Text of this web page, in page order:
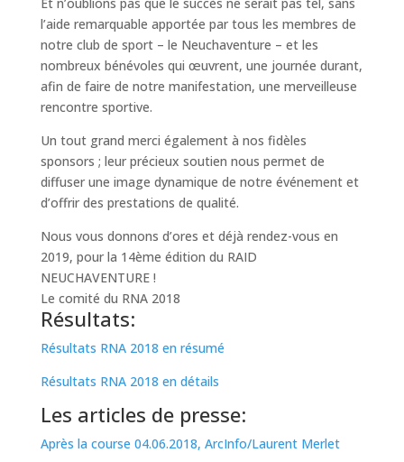
l’aide remarquable apportée par tous les membres de
notre club de sport – le Neuchaventure – et les
nombreux bénévoles qui œuvrent, une journée durant,
afin de faire de notre manifestation, une merveilleuse
rencontre sportive.
Un tout grand merci également à nos fidèles
sponsors ; leur précieux soutien nous permet de
diffuser une image dynamique de notre événement et
d’offrir des prestations de qualité.
Nous vous donnons d’ores et déjà rendez-vous en
2019, pour la 14ème édition du RAID
NEUCHAVENTURE !
Le comité du RNA 2018
Résultats:
Résultats RNA 2018 en résumé
Résultats RNA 2018 en détails
Les articles de presse:
Après la course 04.06.2018, ArcInfo/Laurent Merlet